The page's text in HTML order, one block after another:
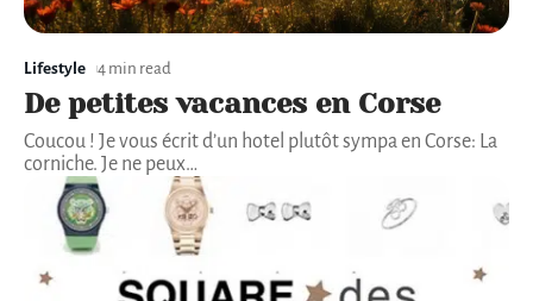
Lifestyle 4 min read
De petites vacances en Corse
Coucou ! Je vous écrit d’un hotel plutôt sympa en Corse: La
corniche. Je ne peux…